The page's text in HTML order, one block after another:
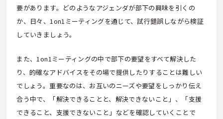
要があります。どのようなアジェンダが部下の興味を引くの
か、日々、1on1ミーティングを通じて、試行錯誤しながら検証
していきましょう。
また、1on1ミーティングの中で部下の要望をすべて解決した
り、的確なアドバイスをその場で提供したりすることは難しい
でしょう。重要なのは、お互いのニーズや要望をしっかり伝え
合う中で、「解決できることと、解決できないこと」、「支援
できること、支援できないこと」などを確認していくことで